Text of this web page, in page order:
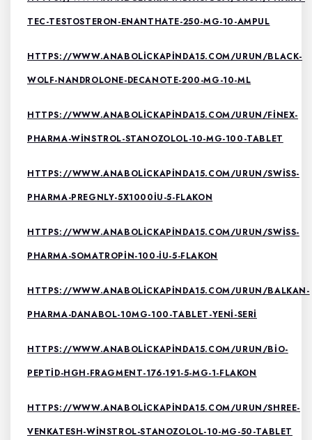
TEC-TESTOSTERON-ENANTHATE-250-MG-10-AMPUL
HTTPS://WWW.ANABOLICKAPINDA15.COM/URUN/BLACK-
WOLF-NANDROLONE-DECANOTE-200-MG-10-ML
HTTPS://WWW.ANABOLICKAPINDA15.COM/URUN/FINEX-
PHARMA-WINSTROL-STANOZOLOL-10-MG-100-TABLET
HTTPS://WWW.ANABOLICKAPINDA15.COM/URUN/SWISS-
PHARMA-PREGNLY-5X1000IU-5-FLAKON
HTTPS://WWW.ANABOLICKAPINDA15.COM/URUN/SWISS-
PHARMA-SOMATROPIN-100-IU-5-FLAKON
HTTPS://WWW.ANABOLICKAPINDA15.COM/URUN/BALKAN-
PHARMA-DANABOL-10MG-100-TABLET-YENI-SERI
HTTPS://WWW.ANABOLICKAPINDA15.COM/URUN/BIO-
PEPTID-HGH-FRAGMENT-176-191-5-MG-1-FLAKON
HTTPS://WWW.ANABOLICKAPINDA15.COM/URUN/SHREE-
VENKATESH-WINSTROL-STANOZOLOL-10-MG-50-TABLET